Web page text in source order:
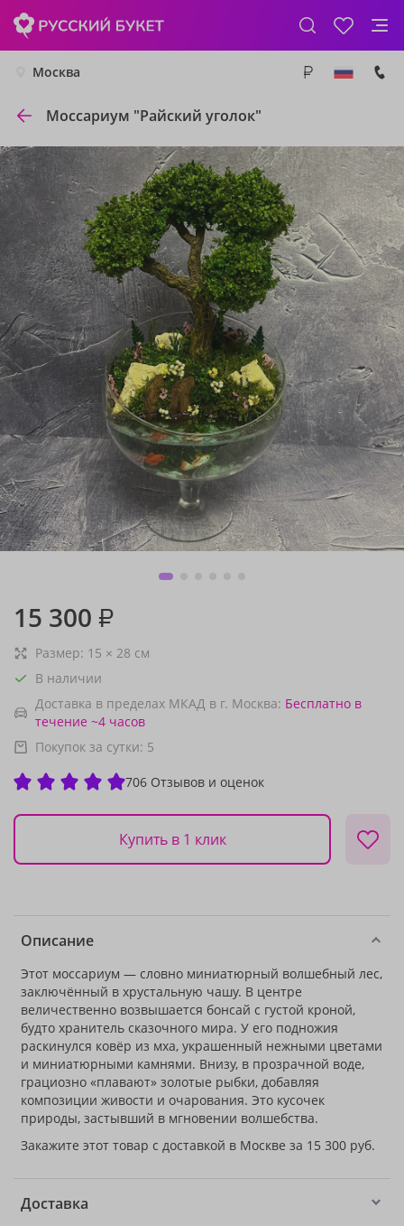
Москва
Моссариум "Райский уголок"
15 300 ₽
Размер: 15 × 28 см
В наличии
Доставка в пределах МКАД в г. Москва: Бесплатно в
течение ~4 часов
Покупок за сутки: 5
706 Отзывов и оценок
Купить в 1 клик
Описание
Этот моссариум — словно миниатюрный волшебный лес,
заключённый в хрустальную чашу. В центре
величественно возвышается бонсай с густой кроной,
будто хранитель сказочного мира. У его подножия
раскинулся ковёр из мха, украшенный нежными цветами
и миниатюрными камнями. Внизу, в прозрачной воде,
грациозно «плавают» золотые рыбки, добавляя
композиции живости и очарования. Это кусочек
природы, застывший в мгновении волшебства.
Закажите этот товар с доставкой в Москве за 15 300 руб.
Доставка